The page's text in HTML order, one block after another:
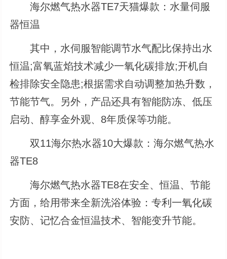
海尔燃气热水器TE7天猫爆款：水量伺服
器恒温
其中，水伺服智能调节水气配比保持出水
恒温;富氧蓝焰技术减少一氧化碳排放;开机自
检排除安全隐患;根据需求自动调整加热升数，
节能节气。另外，产品还具有智能防冻、低压
启动、醇享金外观、8年质保等功能。
双11海尔热水器10大爆款：海尔燃气热水
器TE8
海尔燃气热水器TE8在安全、恒温、节能
方面，给用带来全新洗浴体验：专利一氧化碳
安防、记忆合金恒温技术、智能变升节能。